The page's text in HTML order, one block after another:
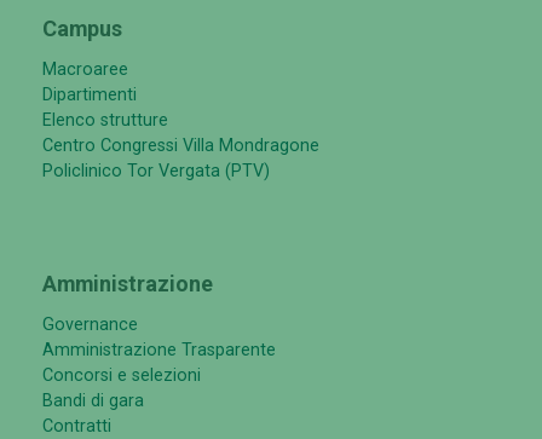
Campus
Macroaree
Dipartimenti
Elenco strutture
Centro Congressi Villa Mondragone
Policlinico Tor Vergata (PTV)
Amministrazione
Governance
Amministrazione Trasparente
Concorsi e selezioni
Bandi di gara
Contratti